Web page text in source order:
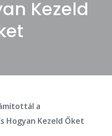
Kezeld
a
Hogyan Kezeld Őket